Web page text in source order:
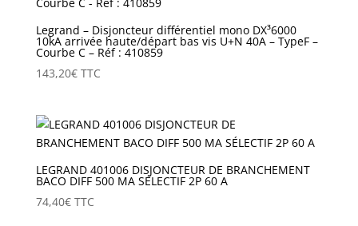
Legrand – Disjoncteur différentiel mono DX³6000
10kA arrivée haute/départ bas vis U+N 40A – TypeF –
Courbe C – Réf : 410859
143,20€ TTC
LEGRAND 401006 DISJONCTEUR DE BRANCHEMENT
BACO DIFF 500 MA SÉLECTIF 2P 60 A
74,40€ TTC